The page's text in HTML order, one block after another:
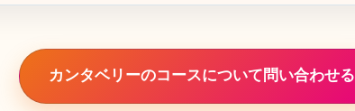
カンタベリーのコースについて問い合わせる